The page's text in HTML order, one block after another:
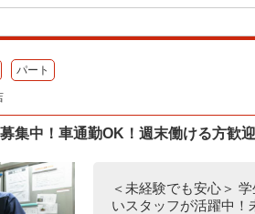
パート
集中！車通勤OK！週末働ける方歓迎
＜未経験でも安心＞
いスタッフが活躍中！